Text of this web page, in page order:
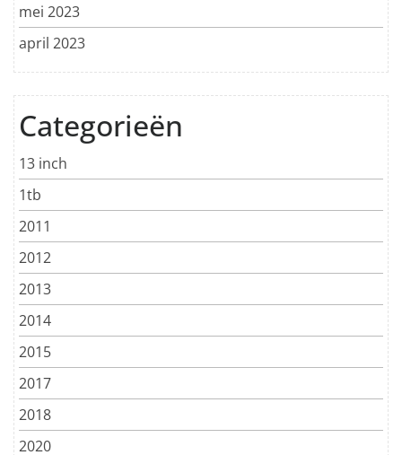
mei 2023
april 2023
Categorieën
13 inch
1tb
2011
2012
2013
2014
2015
2017
2018
2020